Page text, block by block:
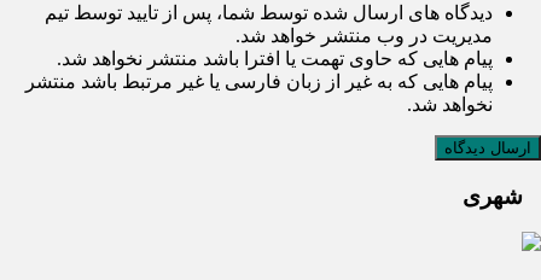
دیدگاه های ارسال شده توسط شما، پس از تایید توسط تیم
مدیریت در وب منتشر خواهد شد.
پیام هایی که حاوی تهمت یا افترا باشد منتشر نخواهد شد.
پیام هایی که به غیر از زبان فارسی یا غیر مرتبط باشد منتشر
نخواهد شد.
شهری